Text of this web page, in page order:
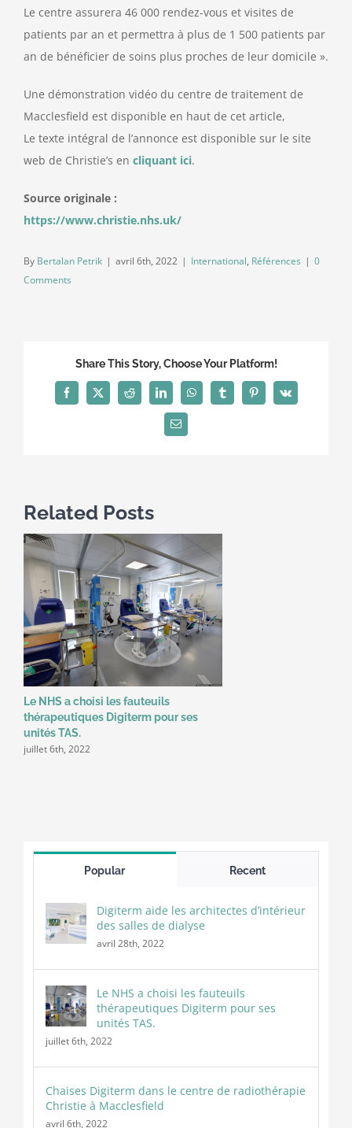
Le centre assurera 46 000 rendez-vous et visites de
patients par an et permettra à plus de 1 500 patients par
an de bénéficier de soins plus proches de leur domicile ».
Une démonstration vidéo du centre de traitement de
Macclesfield est disponible en haut de cet article,
Le texte intégral de l’annonce est disponible sur le site
web de Christie’s en cliquant ici.
Source originale :
https://www.christie.nhs.uk/
By Bertalan Petrik | avril 6th, 2022 | International, Références | 0
Comments
Share This Story, Choose Your Platform!
Facebook
X Reddit LinkedInWhatsAppTumblrPinterest
Vk
Email
Related Posts
Le NHS a choisi les fauteuils
thérapeutiques Digiterm pour ses
unités TAS.
juillet 6th, 2022
Popular Recent
Digiterm aide les architectes d’intérieur
des salles de dialyse
avril 28th, 2022
Le NHS a choisi les fauteuils
thérapeutiques Digiterm pour ses
unités TAS.
juillet 6th, 2022
Chaises Digiterm dans le centre de radiothérapie
Christie à Macclesfield
avril 6th, 2022